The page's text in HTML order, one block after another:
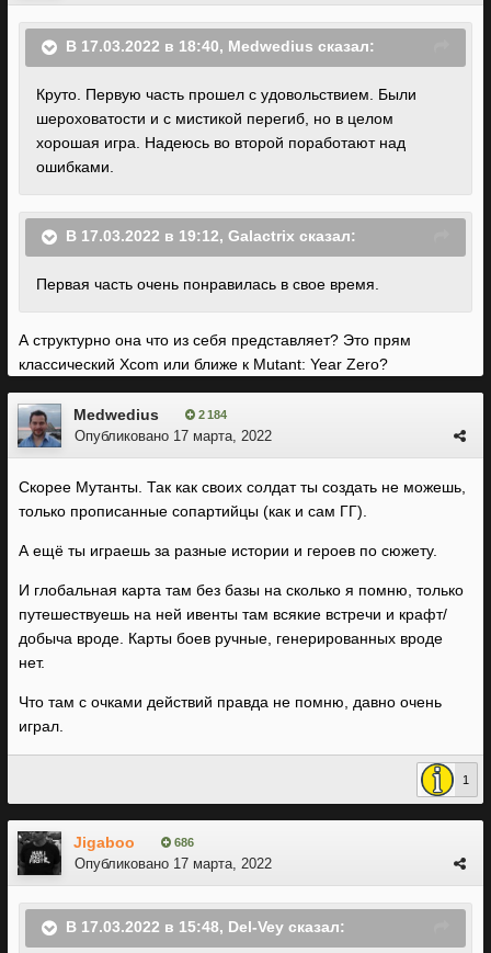
В 17.03.2022 в 18:40, Medwedius сказал:
Круто. Первую часть прошел с удовольствием. Были
шероховатости и с мистикой перегиб, но в целом
хорошая игра. Надеюсь во второй поработают над
ошибками.
В 17.03.2022 в 19:12, Galactrix сказал:
Первая часть очень понравилась в свое время.
А структурно она что из себя представляет? Это прям
классический Xcom или ближе к Mutant: Year Zero?
Medwedius 2 184
Опубликовано 17 марта, 2022
Скорее Мутанты. Так как своих солдат ты создать не можешь,
только прописанные сопартийцы (как и сам ГГ).
А ещё ты играешь за разные истории и героев по сюжету.
И глобальная карта там без базы на сколько я помню, только
путешествуешь на ней ивенты там всякие встречи и крафт/
добыча вроде. Карты боев ручные, генерированных вроде
нет.
Что там с очками действий правда не помню, давно очень
играл.
1
Jigaboo 686
Опубликовано 17 марта, 2022
В 17.03.2022 в 15:48, Del-Vey сказал: